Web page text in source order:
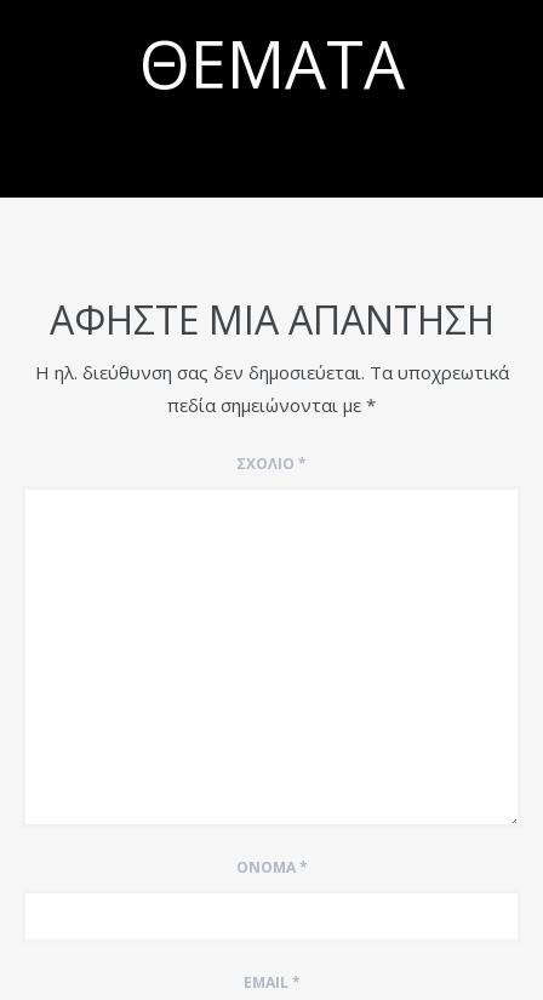
ΘΈΜΑΤΑ
ΑΦΉΣΤΕ ΜΙΑ ΑΠΆΝΤΗΣΗ
Η ηλ. διεύθυνση σας δεν δημοσιεύεται. Τα υποχρεωτικά
πεδία σημειώνονται με *
ΣΧΌΛΙΟ *
ΌΝΟΜΑ*
EMAIL*